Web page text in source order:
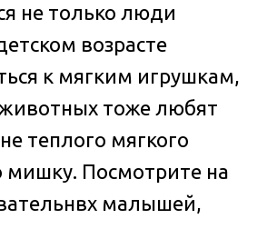
не только люди
возрасте
к мягким игрушкам,
тоже любят
теплого мягкого
мишку. Посмотрите на
малышей,